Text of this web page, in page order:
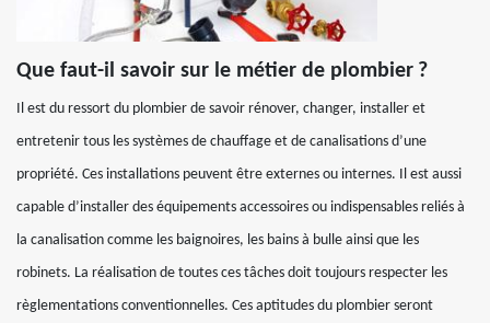
Que faut-il savoir sur le métier de plombier ?
Il est du ressort du plombier de savoir rénover, changer, installer et
entretenir tous les systèmes de chauffage et de canalisations d’une
propriété. Ces installations peuvent être externes ou internes. Il est aussi
capable d’installer des équipements accessoires ou indispensables reliés à
la canalisation comme les baignoires, les bains à bulle ainsi que les
robinets. La réalisation de toutes ces tâches doit toujours respecter les
règlementations conventionnelles. Ces aptitudes du plombier seront